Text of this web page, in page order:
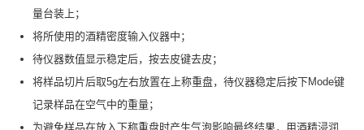
量台装上；
将所使用的酒精密度输入仪器中；
待仪器数值显示稳定后，按去皮键去皮；
将样品切片后取5g左右放置在上称重盘，待仪器稳定后按下Mode键
记录样品在空气中的重量；
为避免样品在放入下称重盘时产生气泡影响最终结果，用酒精浸润